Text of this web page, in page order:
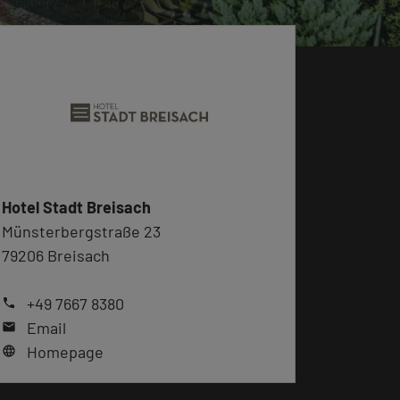
Hotel Stadt Breisach
Münsterbergstraße 23
79206 Breisach
phone +49 7667 8380
mail Email
language Homepage